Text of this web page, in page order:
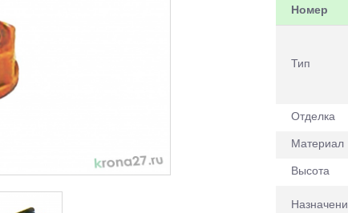
Номер
Тип
Отделка
Материал
Высота